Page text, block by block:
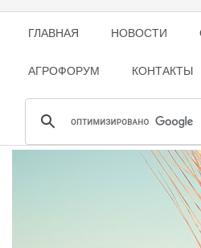
ГЛАВНАЯ НОВОСТИ
АГРОФОРУМ КОНТАКТЫ